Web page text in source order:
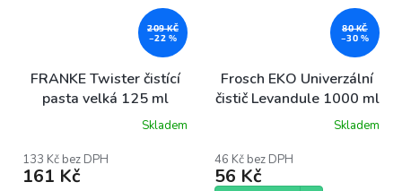
209 KČ
–22 %
FRANKE Twister čistící
pasta velká 125 ml
produktu
je
Skladem
133 Kč bez DPH
161 Kč
80 KČ
–30 %
Frosch EKO Univerzální
čistič Levandule 1000 ml
Skladem
46 Kč bez DPH
56 Kč